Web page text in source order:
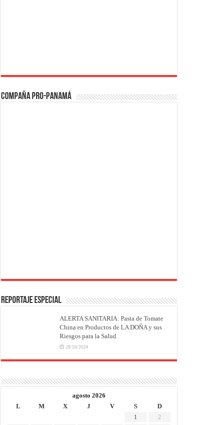
Compaña PRO-Panamá
REPORTAJE ESPECIAL
ALERTA SANITARIA: Pasta de Tomate
China en Productos de LA DOÑA y sus
Riesgos para la Salud
28/10/2024
agosto 2026
L
M X J V S
D
1
2